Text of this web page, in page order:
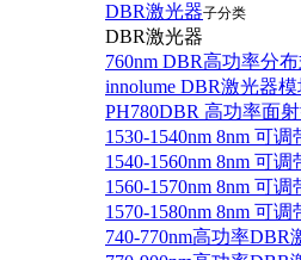
DBR激光器子分类
DBR激光器
760nm DBR高功率分
innolume DBR激光器模
PH780DBR 高功率面
1530-1540nm 8nm 可
1540-1560nm 8nm 可
1560-1570nm 8nm 可
1570-1580nm 8nm 可
740-770nm高功率DBR